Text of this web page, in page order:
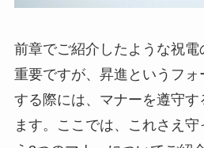
前章でご紹介したような祝電
重要ですが、昇進というフ
する際には、マナーを遵守す
ます。ここでは、これさえ